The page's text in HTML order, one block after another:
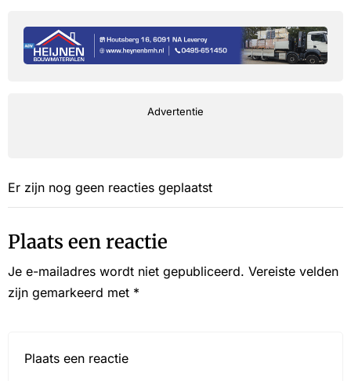
Advertentie
Er zijn nog geen reacties geplaatst
Plaats een reactie
Je e-mailadres wordt niet gepubliceerd. Vereiste velden
zijn gemarkeerd met *